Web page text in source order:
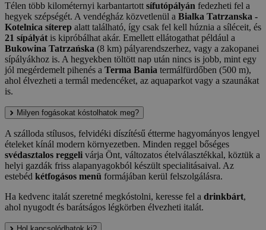
Télen több kilométernyi karbantartott sífutópályán fedezheti fel a
hegyek szépségét. A vendégház közvetlenül a Bialka Tatrzanska -
Kotelnica síterep alatt található, így csak fel kell húznia a síléceit, és
21 sípályát is kipróbálhat akár. Emellett ellátogathat például a
Bukowina Tatrzańska (8 km) pályarendszerhez, vagy a zakopanei
sípályákhoz is. A hegyekben töltött nap után nincs is jobb, mint egy
jól megérdemelt pihenés a Terma Bania termálfürdőben (500 m),
ahol élvezheti a termál medencéket, az aquaparkot vagy a szaunákat
is.
Milyen fogásokat kóstolhatok meg?
A szálloda stílusos, felvidéki díszítésű étterme hagyományos lengyel
ételeket kínál modern környezetben. Minden reggel bőséges
svédasztalos reggeli várja Önt, változatos ételválasztékkal, köztük a
helyi gazdák friss alapanyagokból készült specialitásaival. Az
estebéd kétfogásos menü formájában kerül felszolgálásra.
Ha kedvenc italát szeretné megkóstolni, keresse fel a drinkbárt,
ahol nyugodt és barátságos légkörben élvezheti italát.